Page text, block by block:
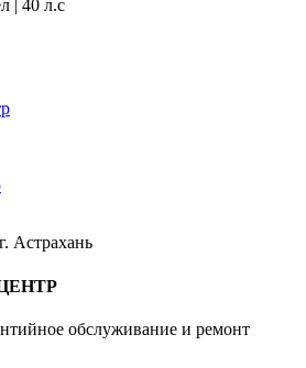
40 л.с
Астрахань
обслуживание и ремонт